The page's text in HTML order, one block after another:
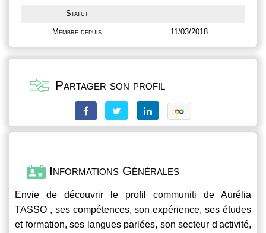
Statut
Membre depuis 11/03/2018
Partager son profil
Informations Générales
Envie de découvrir le profil communiti de Aurélia
TASSO , ses compétences, son expérience, ses études
et formation, ses langues parlées, son secteur d'activité,